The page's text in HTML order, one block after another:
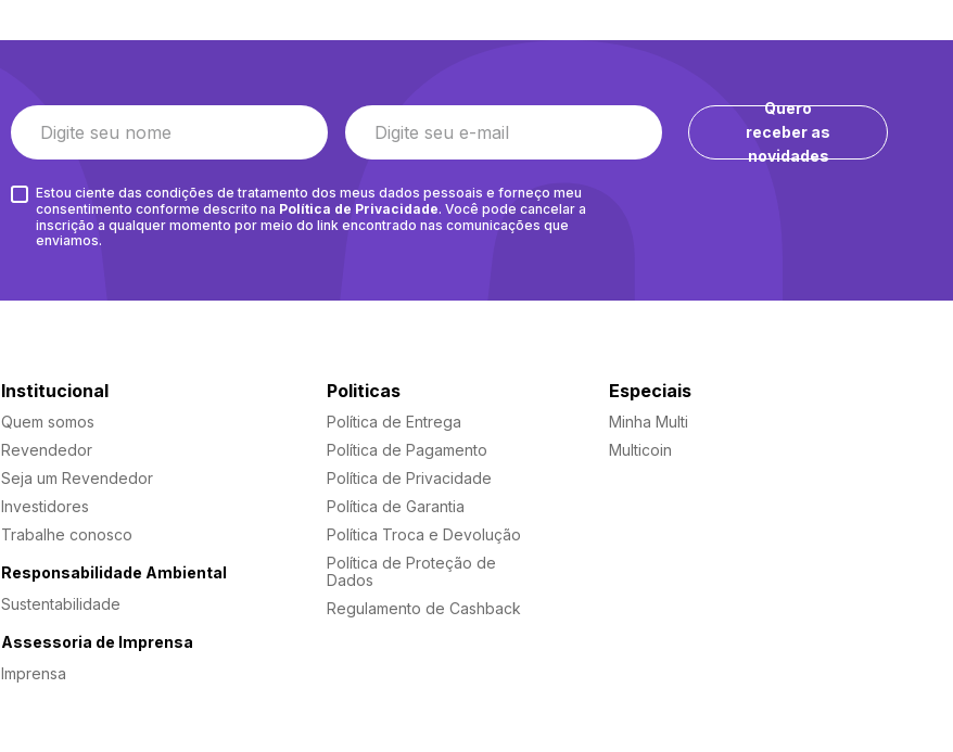
Quero
receber as
novidades
Estou ciente das condições de tratamento dos meus dados pessoais e forneço meu
consentimento conforme descrito na Política de Privacidade. Você pode cancelar a
inscrição a qualquer momento por meio do link encontrado nas comunicações que
enviamos.
Institucional
Quem somos
Revendedor
Seja um Revendedor
Investidores
Trabalhe conosco
Responsabilidade Ambiental
Sustentabilidade
Assessoria de Imprensa
Imprensa
Politicas
Política de Entrega
Política de Pagamento
Política de Privacidade
Política de Garantia
Política Troca e Devolução
Política de Proteção de
Dados
Regulamento de Cashback
Especiais
Minha Multi
Multicoin